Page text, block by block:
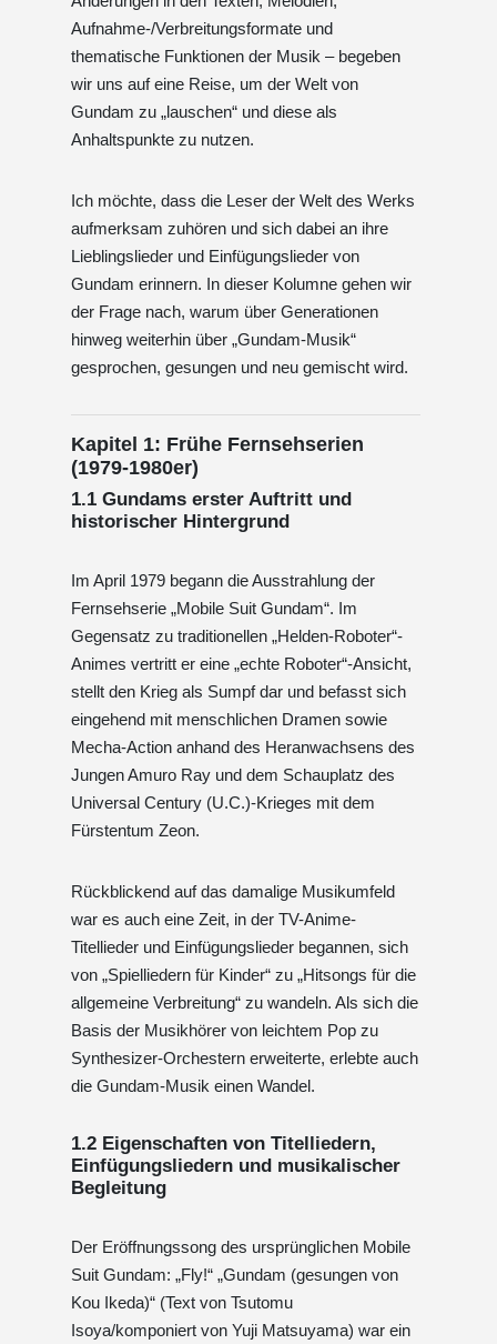
Aufnahme-/Verbreitungsformate und
thematische Funktionen der Musik – begeben
wir uns auf eine Reise, um der Welt von
Gundam zu „lauschen“ und diese als
Anhaltspunkte zu nutzen.
Ich möchte, dass die Leser der Welt des Werks
aufmerksam zuhören und sich dabei an ihre
Lieblingslieder und Einfügungslieder von
Gundam erinnern. In dieser Kolumne gehen wir
der Frage nach, warum über Generationen
hinweg weiterhin über „Gundam-Musik“
gesprochen, gesungen und neu gemischt wird.
Kapitel 1: Frühe Fernsehserien
(1979-1980er)
1.1 Gundams erster Auftritt und
historischer Hintergrund
Im April 1979 begann die Ausstrahlung der
Fernsehserie „Mobile Suit Gundam“. Im
Gegensatz zu traditionellen „Helden-Roboter“-
Animes vertritt er eine „echte Roboter“-Ansicht,
stellt den Krieg als Sumpf dar und befasst sich
eingehend mit menschlichen Dramen sowie
Mecha-Action anhand des Heranwachsens des
Jungen Amuro Ray und dem Schauplatz des
Universal Century (U.C.)-Krieges mit dem
Fürstentum Zeon.
Rückblickend auf das damalige Musikumfeld
war es auch eine Zeit, in der TV-Anime-
Titellieder und Einfügungslieder begannen, sich
von „Spielliedern für Kinder“ zu „Hitsongs für die
allgemeine Verbreitung“ zu wandeln. Als sich die
Basis der Musikhörer von leichtem Pop zu
Synthesizer-Orchestern erweiterte, erlebte auch
die Gundam-Musik einen Wandel.
1.2 Eigenschaften von Titelliedern,
Einfügungsliedern und musikalischer
Begleitung
Der Eröffnungssong des ursprünglichen Mobile
Suit Gundam: „Fly!“ „Gundam (gesungen von
Kou Ikeda)“ (Text von Tsutomu
Isoya/komponiert von Yuji Matsuyama) war ein